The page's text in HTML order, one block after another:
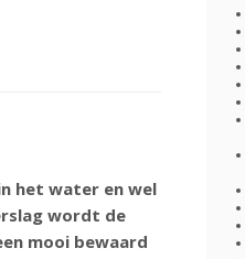
het water en wel
wordt de
mooi bewaard